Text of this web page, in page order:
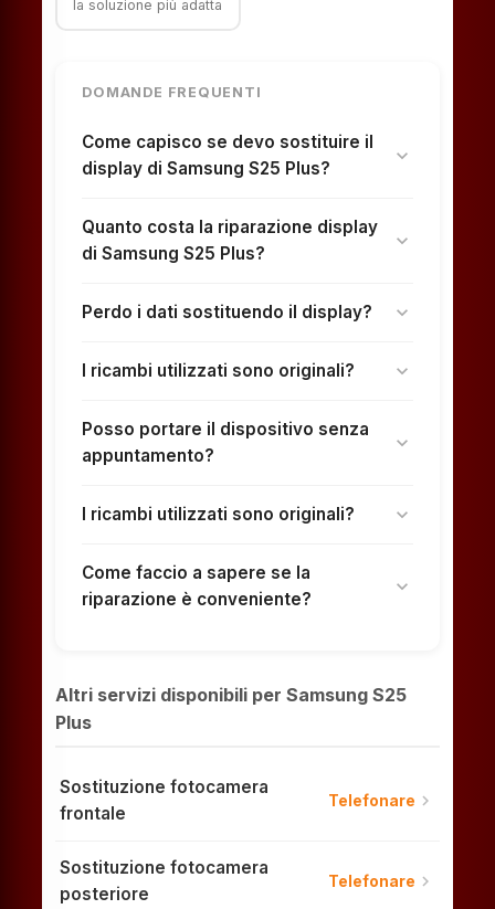
la soluzione più adatta
DOMANDE FREQUENTI
Come capisco se devo sostituire il
display di Samsung S25 Plus?
expand_more
Quanto costa la riparazione display
di Samsung S25 Plus?
expand_more
Perdo i dati sostituendo il display? expand_more
I ricambi utilizzati sono originali? expand_more
Posso portare il dispositivo senza
appuntamento?
expand_more
I ricambi utilizzati sono originali? expand_more
Come faccio a sapere se la
riparazione è conveniente?
expand_more
Altri servizi disponibili per Samsung S25
Plus
Sostituzione fotocamera
frontale
Telefonare chevron_right
Sostituzione fotocamera
posteriore
Telefonare chevron_right